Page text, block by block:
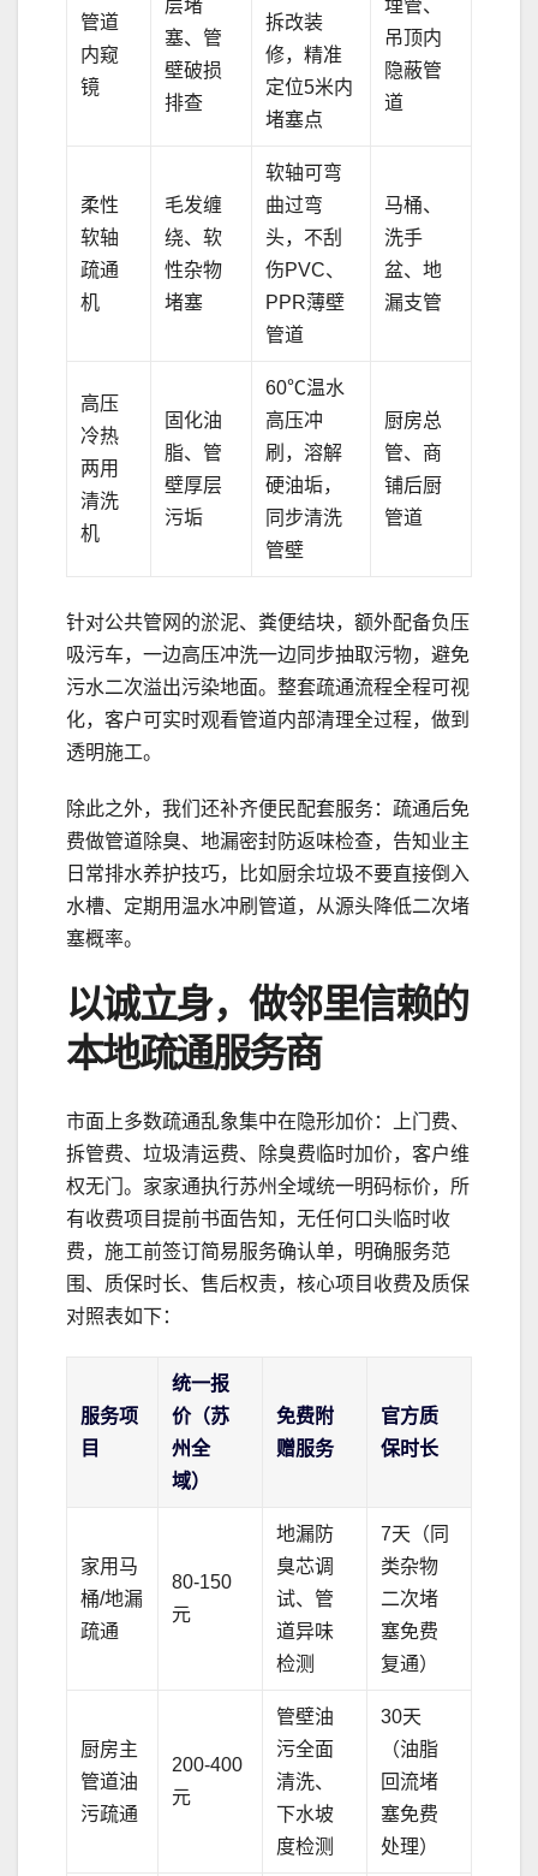
管道
内窥
镜
层堵
塞、管
壁破损
排查
拆改装
修，精准
定位5米内
堵塞点
埋管、
吊顶内
隐蔽管
道
柔性
软轴
疏通
机
毛发缠
绕、软
性杂物
堵塞
软轴可弯
曲过弯
头，不刮
伤PVC、
PPR薄壁
管道
马桶、
洗手
盆、地
漏支管
高压
冷热
两用
清洗
机
固化油
脂、管
壁厚层
污垢
60℃温水
高压冲
刷，溶解
硬油垢，
同步清洗
管壁
厨房总
管、商
铺后厨
管道
针对公共管网的淤泥、粪便结块，额外配备负压
吸污车，一边高压冲洗一边同步抽取污物，避免
污水二次溢出污染地面。整套疏通流程全程可视
化，客户可实时观看管道内部清理全过程，做到
透明施工。
除此之外，我们还补齐便民配套服务：疏通后免
费做管道除臭、地漏密封防返味检查，告知业主
日常排水养护技巧，比如厨余垃圾不要直接倒入
水槽、定期用温水冲刷管道，从源头降低二次堵
塞概率。
以诚立身，做邻里信赖的
本地疏通服务商
市面上多数疏通乱象集中在隐形加价：上门费、
拆管费、垃圾清运费、除臭费临时加价，客户维
权无门。家家通执行苏州全域统一明码标价，所
有收费项目提前书面告知，无任何口头临时收
费，施工前签订简易服务确认单，明确服务范
围、质保时长、售后权责，核心项目收费及质保
对照表如下：
服务项
目
统一报
价（苏
州全
域）
免费附
赠服务
官方质
保时长
家用马
桶/地漏
疏通
80-150
元
地漏防
臭芯调
试、管
道异味
检测
7天（同
类杂物
二次堵
塞免费
复通）
厨房主
管道油
污疏通
200-400
元
管壁油
污全面
清洗、
下水坡
度检测
30天
（油脂
回流堵
塞免费
处理）